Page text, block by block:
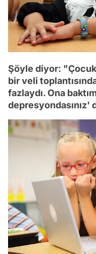
Şöyle diyor:
bir veli
fazlaydı. Ona
depresyondasınız'